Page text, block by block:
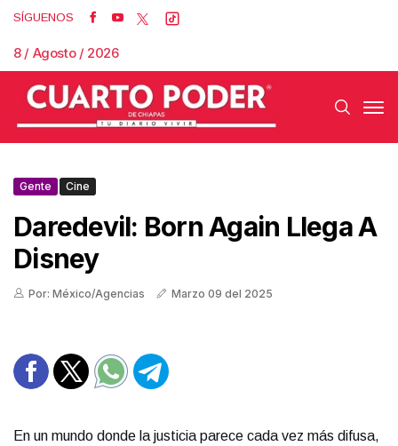
SÍGUENOS
8 / Agosto / 2026
Gente Cine
Daredevil: Born Again Llega A
Disney
Por: México/Agencias Marzo 09 del 2025
En un mundo donde la justicia parece cada vez más difusa,